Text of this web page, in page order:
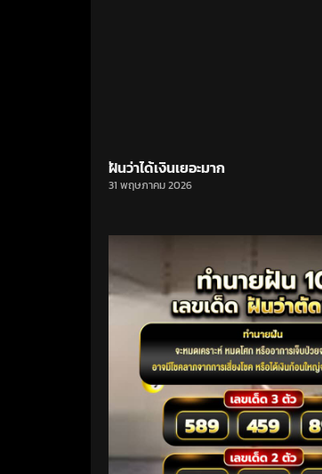
ฝันว่าได้เงินเยอะมาก
31 พฤษภาคม 2026